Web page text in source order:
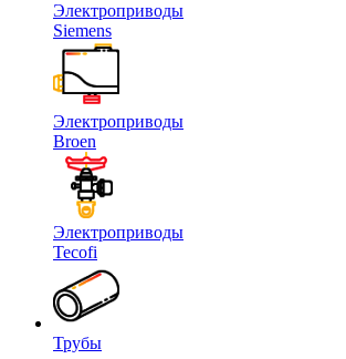
Электроприводы
Siemens
Электроприводы
Broen
Электроприводы
Tecofi
Трубы